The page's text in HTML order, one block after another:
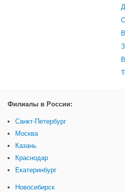
Филиалы в России:
Санкт-Петербург
Москва
Казань
Краснодар
Екатеринбург
Новосибирск